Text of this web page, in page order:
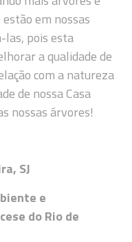
em nossas
las, pois esta
a qualidade de
com a natureza
de nossa Casa
nossas árvores!
SJ
e
do Rio de